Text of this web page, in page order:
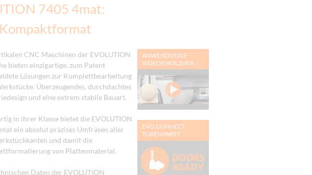
7405 4mat:
CNC Maschinen der EVOLUTION
bieten einzigartige, zum Patent
Lösungen zur Komplettbearbeitung
Überzeugendes, durchdachtes
und eine extrem stabile Bauart.
in ihrer Klasse bietet die EVOLUTION
ein absolut präzises Umfräsen aller
und damit die
von Plattenmaterial.
Daten der EVOLUTION
ANWENDUNGS-
VIDEOS HOLZHER
EVO CONNECT
TÜRENPAKET